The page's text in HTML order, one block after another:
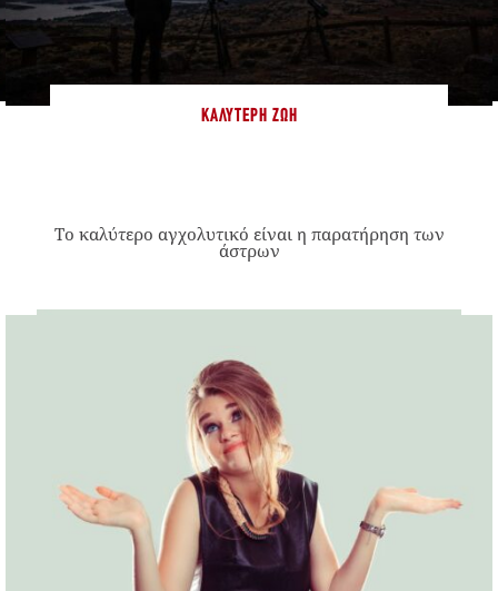
ΚΑΛΎΤΕΡΗ ΖΩΉ
Το καλύτερο αγχολυτικό είναι η παρατήρηση των
άστρων